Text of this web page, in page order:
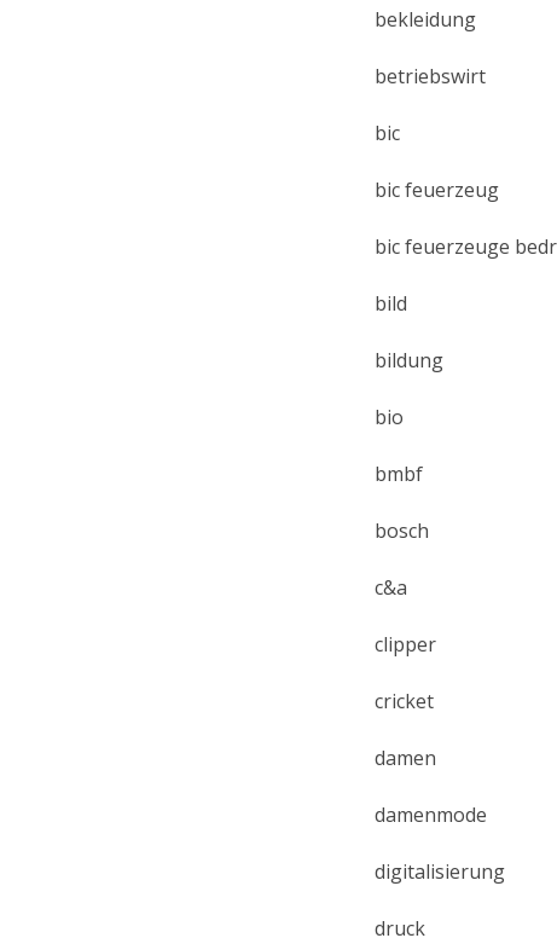
bekleidung
betriebswirt
bic
bic feuerzeug
bic feuerzeuge
bild
bildung
bio
bmbf
bosch
c&a
clipper
cricket
damen
damenmode
digitalisierung
druck